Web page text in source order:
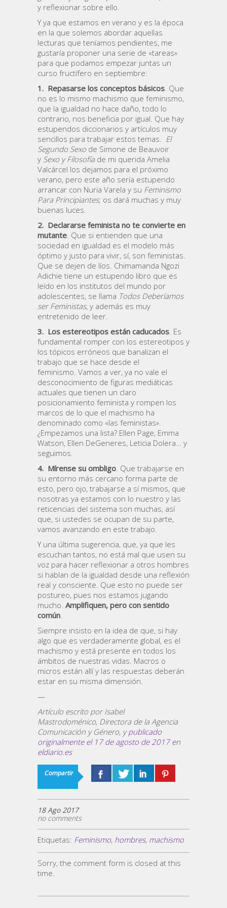
y reflexionar sobre ello.
Y ya que estamos en verano y es la época
en la que solemos abordar aquellas
lecturas que teníamos pendientes, me
gustaría proponer una serie de «tareas»
para que podamos empezar juntas un
curso fructífero en septiembre:
1. Repasarse los conceptos básicos. Que
no es lo mismo machismo que feminismo,
que la igualdad no hace daño, todo lo
contrario, nos beneficia por igual. Que hay
estupendos diccionarios y artículos muy
sencillos para trabajar estos temas. El
Segundo Sexo de Simone de Beauvoir
y Sexo y Filosofíade mi querida Amelia
Valcárcel los dejamos para el próximo
verano, pero este año sería estupendo
arrancar con Nuria Varela y su Feminismo
Para Principiantes; os dará muchas y muy
buenas luces.
2. Declararse feminista no te convierte en
mutante. Que si entienden que una
sociedad en igualdad es el modelo más
óptimo y justo para vivir, sí, son feministas.
Que se dejen de líos. Chimamanda Ngozi
Adichie tiene un estupendo libro que es
leído en los institutos del mundo por
adolescentes, se llama Todos Deberíamos
ser Feministas, y además es muy
entretenido de leer.
3. Los estereotipos están caducados. Es
fundamental romper con los estereotipos y
los tópicos erróneos que banalizan el
trabajo que se hace desde el
feminismo. Vamos a ver, ya no vale el
desconocimiento de figuras mediáticas
actuales que tienen un claro
posicionamiento feminista y rompen los
marcos de lo que el machismo ha
denominado como «las feministas».
¿Empezamos una lista? Ellen Page, Emma
Watson, Ellen DeGeneres, Leticia Dolera… y
seguimos.
4. Mírense su ombligo. Que trabajarse en
su entorno más cercano forma parte de
esto, pero ojo, trabajarse a sí mismos, que
nosotras ya estamos con lo nuestro y las
reticencias del sistema son muchas, así
que, si ustedes se ocupan de su parte,
vamos avanzando en este trabajo.
Y una última sugerencia, que, ya que les
escuchan tantos, no está mal que usen su
voz para hacer reflexionar a otros hombres
si hablan de la igualdad desde una reflexión
real y consciente. Que esto no puede ser
postureo, pues nos estamos jugando
mucho. Amplifiquen, pero con sentido
común.
Siempre insisto en la idea de que, si hay
algo que es verdaderamente global, es el
machismo y está presente en todos los
ámbitos de nuestras vidas. Macros o
micros están allí y las respuestas deberán
estar en su misma dimensión.
—
Artículo escrito por Isabel
Mastrodoménico, Directora de la Agencia
Comunicación y Género, ypublicado
originalmente el 17 de agosto de 2017 en
eldiario.es
Compartir
18 Ago 2017
no comments
Etiquetas: Feminismo, hombres, machismo
Sorry, the comment form is closed at this
time.